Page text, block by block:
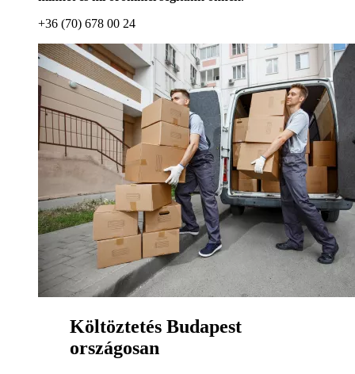
+36 (70) 678 00 24
Költöztetés Budapest
országosan